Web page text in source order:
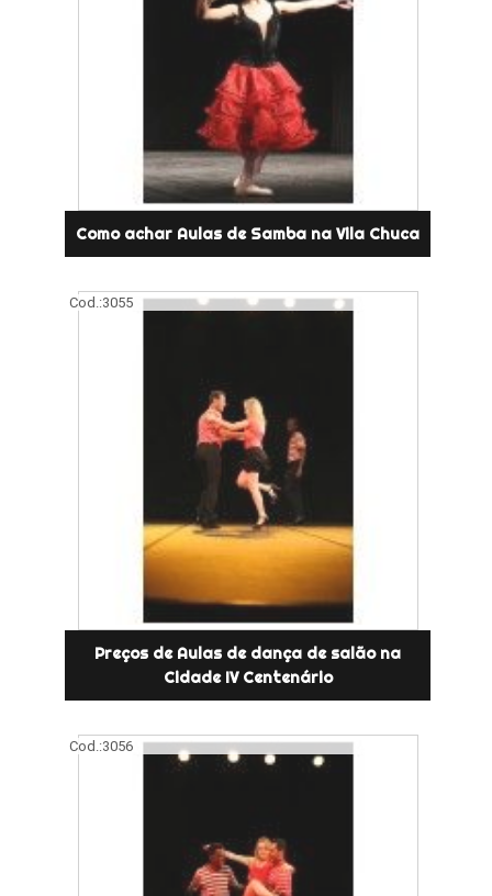
Como achar Aulas de Samba na Vila Chuca
Cod.:3055
Preços de Aulas de dança de salão na
Cidade IV Centenário
Cod.:3056